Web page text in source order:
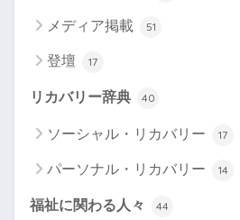
メディア掲載 51
登壇 17
リカバリー辞典 40
ソーシャル・リカバリー 17
パーソナル・リカバリー 14
福祉に関わる人々 44